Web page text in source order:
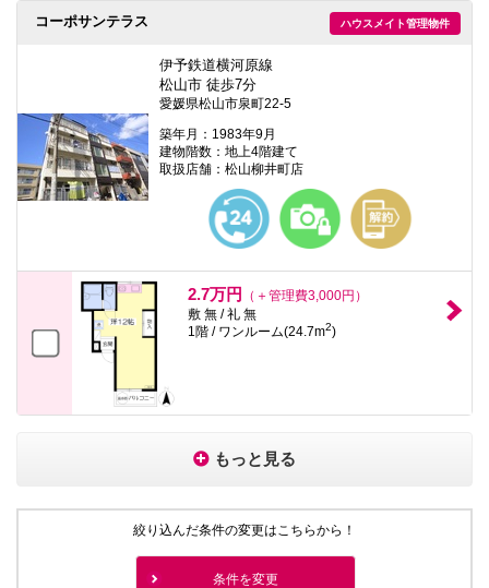
ハウスメイト管理物件
コーポサンテラス
伊予鉄道横河原線
松山市 徒歩7分
愛媛県松山市泉町22-5
築年月：1983年9月
建物階数：地上4階建て
取扱店舗：松山柳井町店
2.7万円
（＋管理費3,000円）
敷 無 / 礼 無
1階 / ワンルーム(24.7m2)
もっと見る
絞り込んだ条件の変更はこちらから！
条件を変更